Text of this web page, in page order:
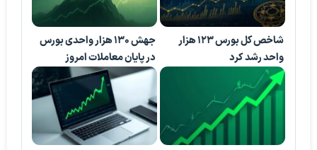
شاخص کل بورس ۱۲۳ هزار
واحد رشد کرد
جهش 130 هزار واحدی بورس
در پایان معاملات امروز